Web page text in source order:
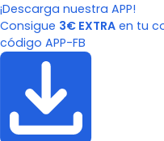
¡Descarga nuestra APP!
Consigue 3€ EXTRA en tu
código APP-FB